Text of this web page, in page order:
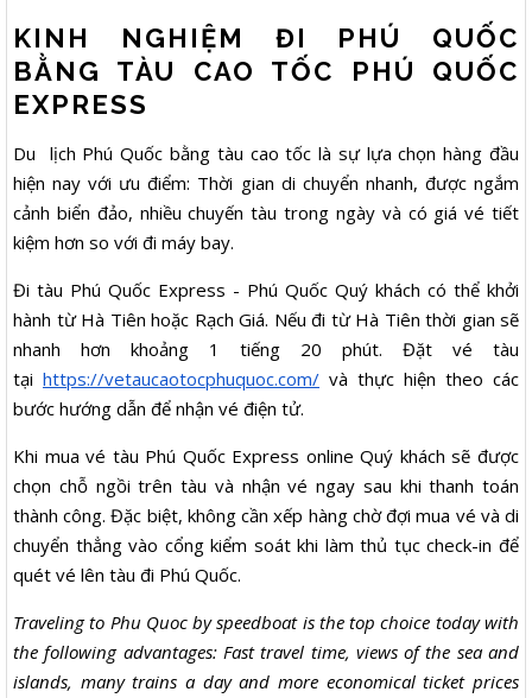
KINH NGHIỆM ĐI PHÚ QUỐC
BẰNG TÀU CAO TỐC PHÚ QUỐC
EXPRESS
Du lịch Phú Quốc bằng tàu cao tốc là sự lựa chọn hàng đầu
hiện nay với ưu điểm: Thời gian di chuyển nhanh, được ngắm
cảnh biển đảo, nhiều chuyến tàu trong ngày và có giá vé tiết
kiệm hơn so với đi máy bay.
Đi tàu Phú Quốc Express - Phú Quốc Quý khách có thể khởi
hành từ Hà Tiên hoặc Rạch Giá. Nếu đi từ Hà Tiên thời gian sẽ
nhanh hơn khoảng 1 tiếng 20 phút. Đặt vé tàu
tại https://vetaucaotocphuquoc.com/ và thực hiện theo các
bước hướng dẫn để nhận vé điện tử.
Khi mua vé tàu Phú Quốc Express online Quý khách sẽ được
chọn chỗ ngồi trên tàu và nhận vé ngay sau khi thanh toán
thành công. Đặc biệt, không cần xếp hàng chờ đợi mua vé và di
chuyển thẳng vào cổng kiểm soát khi làm thủ tục check-in để
quét vé lên tàu đi Phú Quốc.
Traveling to Phu Quoc by speedboat is the top choice today with
the following advantages: Fast travel time, views of the sea and
islands, many trains a day and more economical ticket prices